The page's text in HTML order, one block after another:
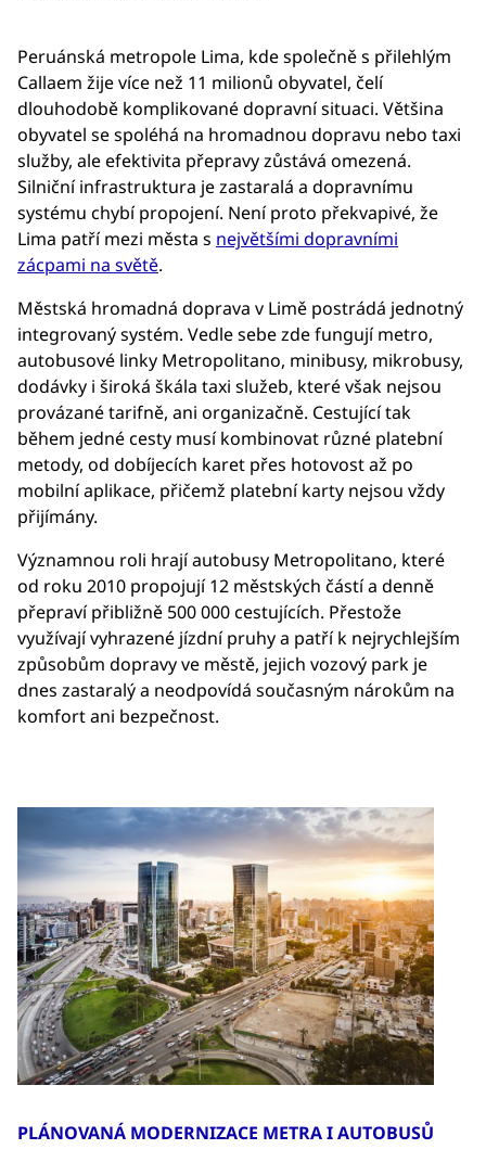
Peruánská metropole Lima, kde společně s přilehlým
Callaem žije více než 11 milionů obyvatel, čelí
dlouhodobě komplikované dopravní situaci. Většina
obyvatel se spoléhá na hromadnou dopravu nebo taxi
služby, ale efektivita přepravy zůstává omezená.
Silniční infrastruktura je zastaralá a dopravnímu
systému chybí propojení. Není proto překvapivé, že
Lima patří mezi města s největšími dopravními
zácpami na světě.
Městská hromadná doprava v Limě postrádá jednotný
integrovaný systém. Vedle sebe zde fungují metro,
autobusové linky Metropolitano, minibusy, mikrobusy,
dodávky i široká škála taxi služeb, které však nejsou
provázané tarifně, ani organizačně. Cestující tak
během jedné cesty musí kombinovat různé platební
metody, od dobíjecích karet přes hotovost až po
mobilní aplikace, přičemž platební karty nejsou vždy
přijímány.
Významnou roli hrají autobusy Metropolitano, které
od roku 2010 propojují 12 městských částí a denně
přepraví přibližně 500 000 cestujících. Přestože
využívají vyhrazené jízdní pruhy a patří k nejrychlejším
způsobům dopravy ve městě, jejich vozový park je
dnes zastaralý a neodpovídá současným nárokům na
komfort ani bezpečnost.
PLÁNOVANÁ MODERNIZACE METRA I AUTOBUSŮ